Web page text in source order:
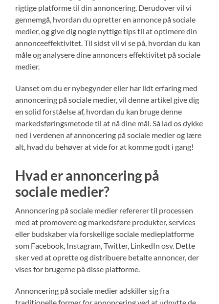
rigtige platforme til din annoncering. Derudover vil vi
gennemgå, hvordan du opretter en annonce på sociale
medier, og give dig nogle nyttige tips til at optimere din
annonceeffektivitet. Til sidst vil vi se på, hvordan du kan
måle og analysere dine annoncers effektivitet på sociale
medier.
Uanset om du er nybegynder eller har lidt erfaring med
annoncering på sociale medier, vil denne artikel give dig
en solid forståelse af, hvordan du kan bruge denne
markedsføringsmetode til at nå dine mål. Så lad os dykke
ned i verdenen af annoncering på sociale medier og lære
alt, hvad du behøver at vide for at komme godt i gang!
Hvad er annoncering på
sociale medier?
Annoncering på sociale medier refererer til processen
med at promovere og markedsføre produkter, services
eller budskaber via forskellige sociale medieplatforme
som Facebook, Instagram, Twitter, LinkedIn osv. Dette
sker ved at oprette og distribuere betalte annoncer, der
vises for brugerne på disse platforme.
Annoncering på sociale medier adskiller sig fra
traditionelle former for annoncering ved at udnytte de